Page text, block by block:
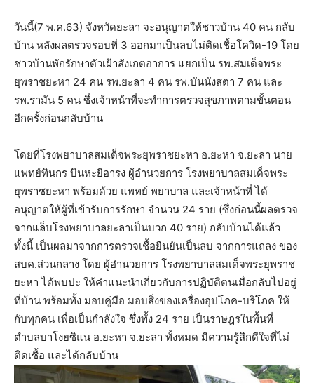
วันนี้(7 พ.ค.63) จังหวัดยะลา จะอนุญาตให้ชาวบ้าน 40 คน กลับ
บ้าน หลังผลตรวจรอบที่ 3 ออกมาเป็นลบไม่ติดเชื้อโควิด-19 โดย
ชาวบ้านพักรักษาตัวเฝ้าสังเกตอาการ แยกเป็น รพ.สมเด็จพระ
ยุพราชยะหา 24 คน รพ.ยะลา 4 คน รพ.บันนังสตา 7 คน และ
รพ.รามัน 5 คน ซึ่งเจ้าหน้าที่จะทำการตรวจสุขภาพตามขั้นตอน
อีกครั้งก่อนกลับบ้าน
โดยที่โรงพยาบาลสมเด็จพระยุพราชยะหา อ.ยะหา จ.ยะลา นาย
แพทย์ทินกร บินหะยีอารง ผู้อำนวยการ โรงพยาบาลสมเด็จพระ
ยุพราชยะหา พร้อมด้วย แพทย์ พยาบาล และเจ้าหน้าที่ ได้
อนุญาตให้ผู้ที่เข้ารับการรักษา จำนวน 24 ราย (ซึ่งก่อนนี้ผลตรวจ
จากแล็บโรงพยาบาลยะลาเป็นบวก 40 ราย) กลับบ้านได้แล้ว
ทั้งนี้ เป็นผลมาจากการตรวจเชื้อยืนยันเป็นลบ จากการแถลง ของ
สบค.ส่วนกลาง โดย ผู้อำนวยการ โรงพยาบาลสมเด็จพระยุพราช
ยะหา ได้พบปะ ให้คำแนะนำเกี่ยวกับการปฏิบัติตนเมื่อกลับไปอยู่
ที่บ้าน พร้อมทั้ง มอบคู่มือ มอบสิ่งของเครื่องอุปโภค-บริโภค ให้
กับทุกคน เพื่อเป็นกำลังใจ ซึ่งทั้ง 24 ราย เป็นราษฎรในพื้นที่
ตำบลบาโงยซิแน อ.ยะหา จ.ยะลา ทั้งหมด มีความรู้สึกดีใจที่ไม่
ติดเชื้อ และได้กลับบ้าน